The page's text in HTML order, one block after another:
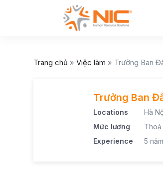
Trang chủ » Việc làm » Trưởng Ban
Trưởng Ban
Locations
Hà
Mức lương
Thoả
Experience
5 năm